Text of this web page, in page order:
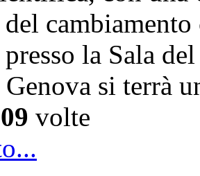
del
la Sala
Genova si terrà
volte